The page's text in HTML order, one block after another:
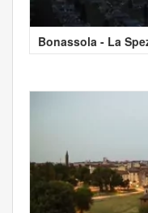
Bonassola - La